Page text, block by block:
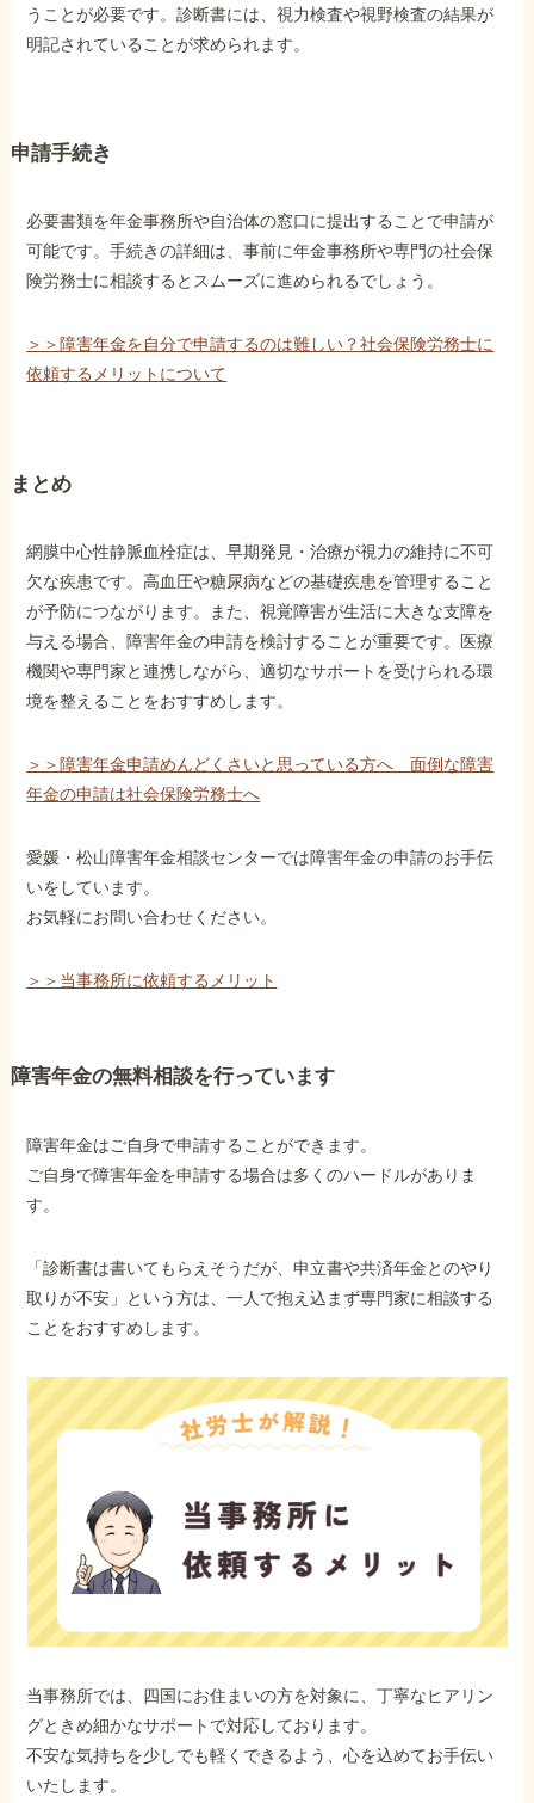
うことが必要です。診断書には、視力検査や視野検査の結果が
明記されていることが求められます。
申請手続き
必要書類を年金事務所や自治体の窓口に提出することで申請が
可能です。手続きの詳細は、事前に年金事務所や専門の社会保
険労務士に相談するとスムーズに進められるでしょう。
＞＞障害年金を自分で申請するのは難しい？社会保険労務士に
依頼するメリットについて
まとめ
網膜中心性静脈血栓症は、早期発見・治療が視力の維持に不可
欠な疾患です。高血圧や糖尿病などの基礎疾患を管理すること
が予防につながります。また、視覚障害が生活に大きな支障を
与える場合、障害年金の申請を検討することが重要です。医療
機関や専門家と連携しながら、適切なサポートを受けられる環
境を整えることをおすすめします。
＞＞障害年金申請めんどくさいと思っている方へ 面倒な障害
年金の申請は社会保険労務士へ
愛媛・松山障害年金相談センターでは障害年金の申請のお手伝
いをしています。
お気軽にお問い合わせください。
＞＞当事務所に依頼するメリット
障害年金の無料相談を行っています
障害年金はご自身で申請することができます。
ご自身で障害年金を申請する場合は多くのハードルがありま
す。
「診断書は書いてもらえそうだが、申立書や共済年金とのやり
取りが不安」という方は、一人で抱え込まず専門家に相談する
ことをおすすめします。
当事務所では、四国にお住まいの方を対象に、丁寧なヒアリン
グときめ細かなサポートで対応しております。
不安な気持ちを少しでも軽くできるよう、心を込めてお手伝い
いたします。